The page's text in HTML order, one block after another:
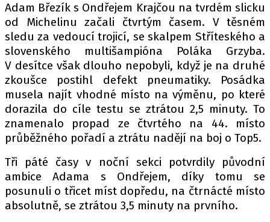
VYDAVATEL
INZERCE
OSOBNÍ ÚDAJE / COOKIES
Provozovatelem serveru autoroad.cz je
INCORP MEDIA GROUP s.r.o., IČ: 118 23 054
Adam Březík s Ondřejem Krajčou na tvrdém slicku
od Michelinu začali čtvrtým časem. V těsném
sledu za vedoucí trojicí, se skalpem Stříteského a
slovenského multišampióna Poláka Grzyba.
V desítce však dlouho nepobyli, když je na druhé
zkoušce postihl defekt pneumatiky. Posádka
musela najít vhodné místo na výměnu, po které
dorazila do cíle testu se ztrátou 2,5 minuty. To
znamenalo propad ze čtvrtého na 44. místo
průběžného pořadí a ztrátu nadějí na boj o Top5.
Tři páté časy v noční sekci potvrdily původní
ambice Adama s Ondřejem, díky tomu se
posunuli o třicet míst dopředu, na čtrnácté místo
absolutně, se ztrátou 3,5 minuty na prvního.